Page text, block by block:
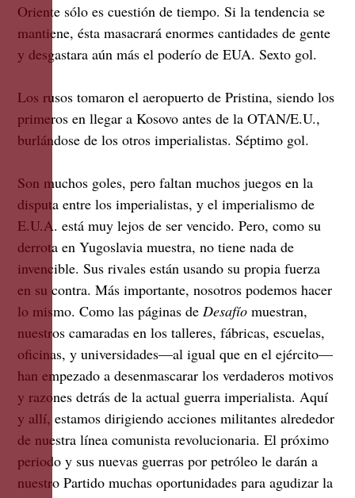
Oriente sólo es cuestión de tiempo. Si la tendencia se
mantiene, ésta masacrará enormes cantidades de gente
y desgastara aún más el poderío de EUA. Sexto gol.
Los rusos tomaron el aeropuerto de Pristina, siendo los
primeros en llegar a Kosovo antes de la OTAN/E.U.,
burlándose de los otros imperialistas. Séptimo gol.
Son muchos goles, pero faltan muchos juegos en la
disputa entre los imperialistas, y el imperialismo de
E.U.A. está muy lejos de ser vencido. Pero, como su
derrota en Yugoslavia muestra, no tiene nada de
invencible. Sus rivales están usando su propia fuerza
en su contra. Más importante, nosotros podemos hacer
lo mismo. Como las páginas de Desafío muestran,
nuestros camaradas en los talleres, fábricas, escuelas,
oficinas, y universidades—al igual que en el ejército—
han empezado a desenmascarar los verdaderos motivos
y razones detrás de la actual guerra imperialista. Aquí
y allí, estamos dirigiendo acciones militantes alrededor
de nuestra línea comunista revolucionaria. El próximo
periodo y sus nuevas guerras por petróleo le darán a
nuestro Partido muchas oportunidades para agudizar la